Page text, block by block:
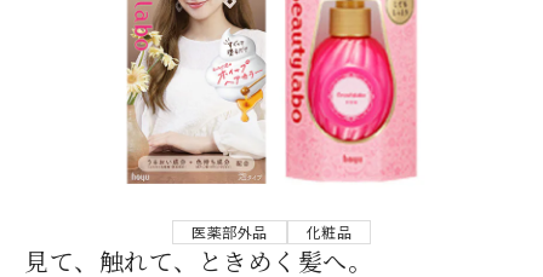
医薬部外品 化粧品
見て、触れて、ときめく髪へ。